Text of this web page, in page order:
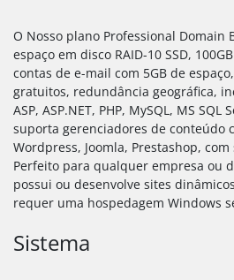
O Nosso plano Professional Domain
espaço em disco RAID-10 SSD,
contas de e-mail com 5GB de
gratuitos, redundância geográfica,
ASP, ASP.NET, PHP, MySQL, MS
suporta gerenciadores de conteúdo
Wordpress, Joomla, Prestashop,
Perfeito para qualquer empresa ou
possui ou desenvolve sites
requer uma hospedagem Windows
Sistema